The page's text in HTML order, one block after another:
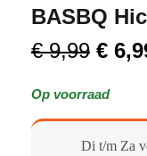
BASBQ
€9,99 €
Op voorraad
Di t/m Za